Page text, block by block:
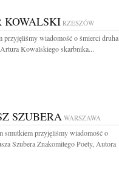
KOWALSKI RZESZÓW
przyjęliśmy wiadomość o śmierci druha
Kowalskiego skarbnika...
SZUBERA WARSZAWA
smutkiem przyjęliśmy wiadomość o
Szubera Znakomitego Poety, Autora